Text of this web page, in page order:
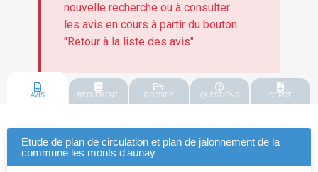
nouvelle recherche ou à consulter
les avis en cours à partir du bouton
"Retour à la liste des avis".
AVIS REGLEMENT DOSSIER QUESTIONS DEPOT
Etude de plan de circulation et plan de jalonnement de la
commune les monts d'aunay